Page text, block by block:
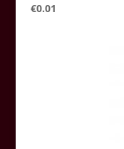
€0.01